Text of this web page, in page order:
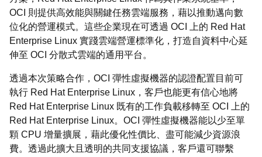
OCI 則提供高效能與關鍵任務雲端服務，藉以推動邁向數
位化的營運模式。這些企業現在可透過 OCI 上的 Red Hat
Enterprise Linux 實踐雲端營運標準化，打造自資料中心延
伸至 OCI 分散式雲端的通用平台。
透過本次策略合作，OCI 彈性虛擬機器的認證配置目前可
執行 Red Hat Enterprise Linux，客戶也能更有信心地將
Red Hat Enterprise Linux 既有的工作負載移轉至 OCI 上的
Red Hat Enterprise Linux。OCI 彈性虛擬機器能以少至單
顆 CPU 增量擴展，藉此優化性價比、盡可能減少資源浪
費。透過此擴大且透明的共同支援協議，客戶還可聯繫